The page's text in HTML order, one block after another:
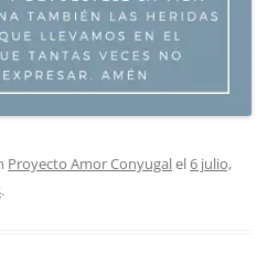
Proyecto Amor Conyugalel6 julio,
.